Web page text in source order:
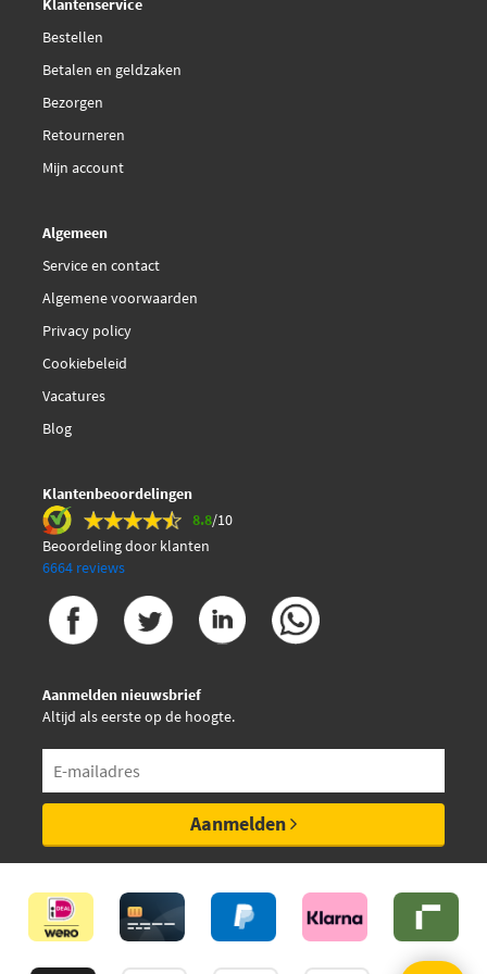
Klantenservice
Bestellen
Betalen en geldzaken
Bezorgen
Retourneren
Mijn account
Algemeen
Service en contact
Algemene voorwaarden
Privacy policy
Cookiebeleid
Vacatures
Blog
Klantenbeoordelingen
8.8/10
Beoordeling door klanten
6664 reviews
Aanmelden nieuwsbrief
Altijd als eerste op de hoogte.
Aanmelden